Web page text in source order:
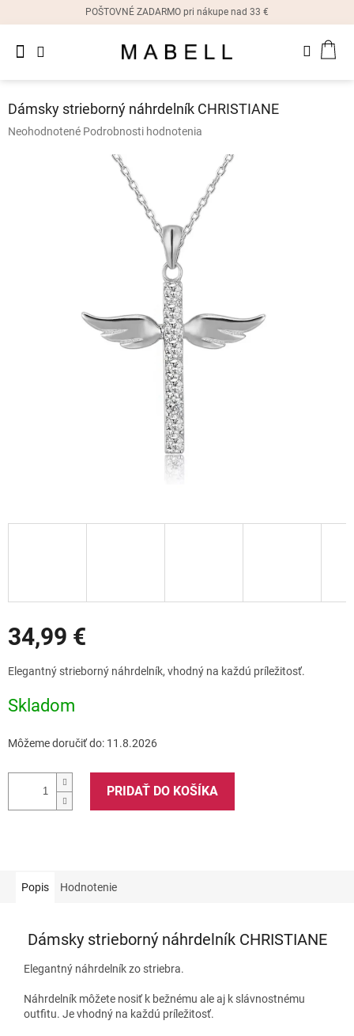
POŠTOVNÉ ZADARMO pri nákupe nad 33 €
Dámske
náušnice
Dámsky strieborný náhrdelník CHRISTIANE
Priemerné
Neohodnotené Podrobnosti hodnotenia
34,99 €
cena:
Elegantný strieborný náhrdelník, vhodný na každú príležitosť.
Skladom
Môžeme doručiť do: 11.8.2026
PRIDAŤ DO KOŠÍKA
Popis Hodnotenie
Dámsky strieborný náhrdelník CHRISTIANE
Elegantný náhrdelník zo striebra.
Náhrdelník môžete nosiť k bežnému ale aj k slávnostnému
outfitu. Je vhodný na každú príležitosť.